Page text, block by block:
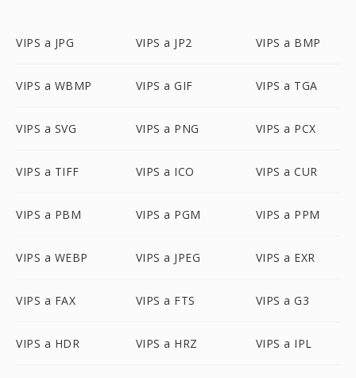
VIPS a JPG VIPS a JP2 VIPS a BMP
VIPS a WBMP VIPS a GIF VIPS a TGA
VIPS a SVG VIPS a PNG VIPS a PCX
VIPS a TIFF VIPS a ICO VIPS a CUR
VIPS a PBM VIPS a PGM VIPS a PPM
VIPS a WEBP VIPS a JPEG VIPS a EXR
VIPS a FAX VIPS a FTS VIPS a G3
VIPS a HDR VIPS a HRZ VIPS a IPL